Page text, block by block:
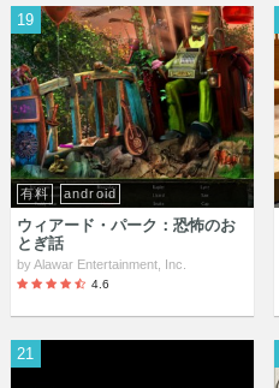
19
有料 android
ウィアード・パーク：恐怖のお
とぎ話
by Alawar Entertainment, Inc.
4.6
21